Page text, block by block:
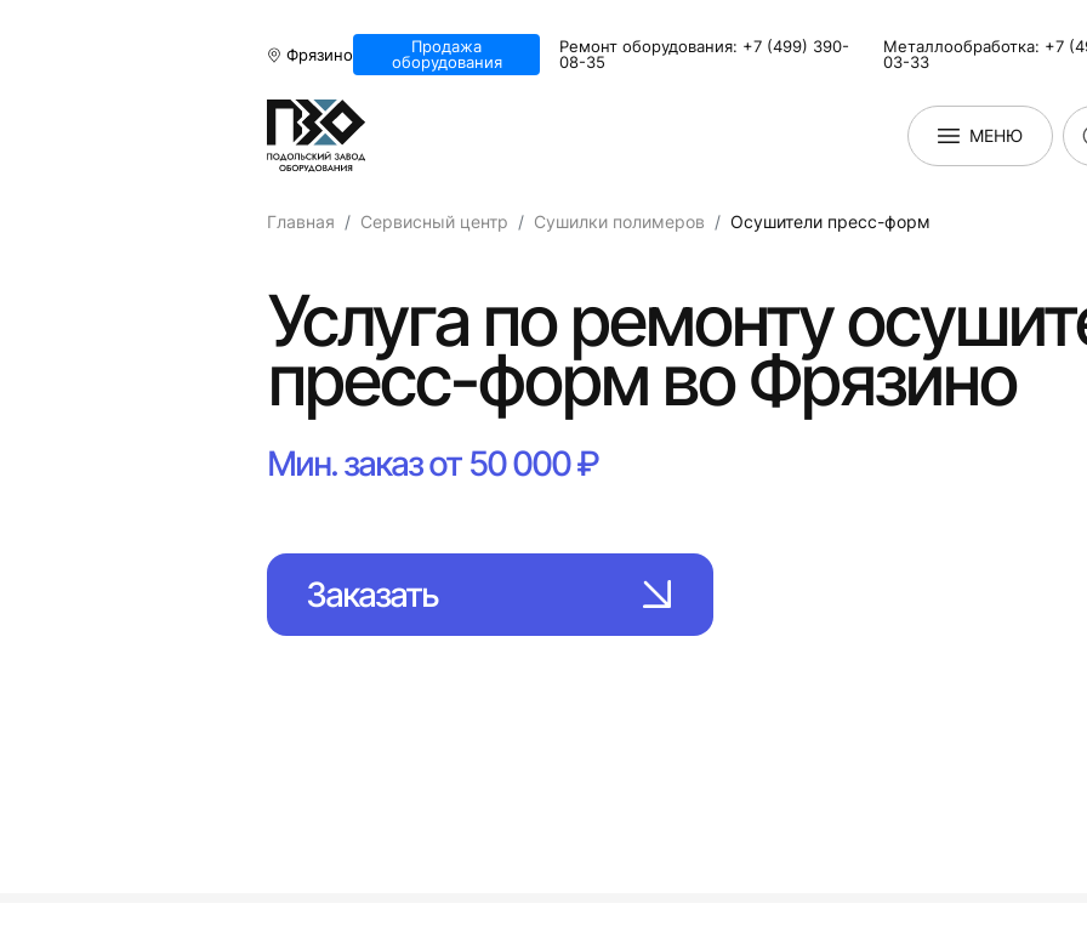
Фрязино
Продажа
оборудования
Ремонт оборудования: +7 (499) 390-
08-35
Металлообработка: +7
03-33
МЕНЮ
Главная Сервисный центр Сушилки полимеров Оcушители пресс-форм
Услуга по ремонту
пресс-форм во Фрязино
Мин. заказ от 50 000 ₽
Заказать